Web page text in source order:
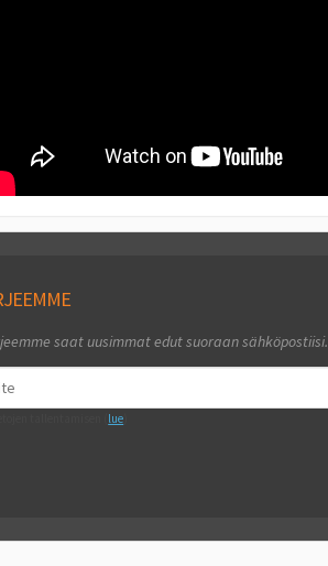
saat uusimmat edut suoraan sähköpostiisi.
lue